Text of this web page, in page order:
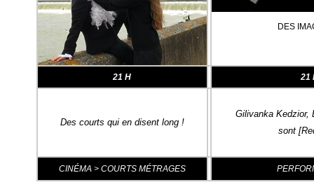
DES
21 H 21
Des courts qui en disent long !
Gilivanka Kedzior,
sont
CINÉMA > COURTS MÉTRAGES